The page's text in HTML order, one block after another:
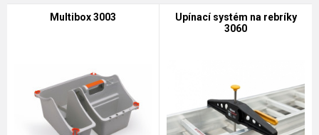
Multibox 3003
Upínací systém na rebríky
3060